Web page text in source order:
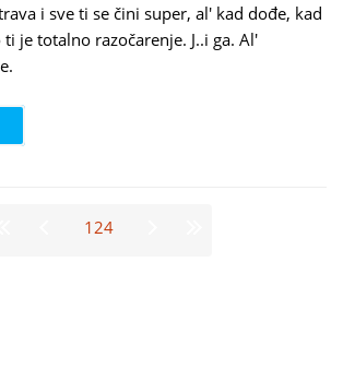
i sve ti se čini super, al' kad dođe, kad
je totalno razočarenje. J..i ga. Al'
124